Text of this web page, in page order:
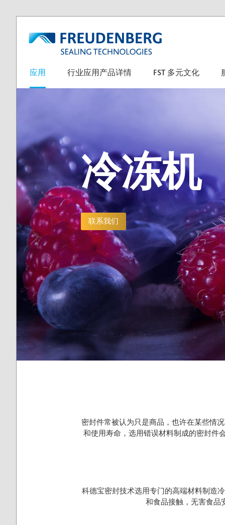
应用 行业应用产品详情 FST 多元文化
冷冻机
联系我们
密封件常被认为只是商品，也许在某些情
和使用寿命，选用错误材料制成的密封件
科德宝密封技术选用专门的高端材料制造
和食品接触，无害食品